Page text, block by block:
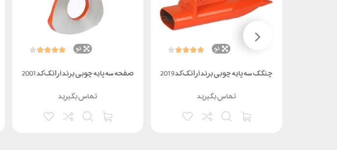
نو
چنگک سه پایه چوبی برند آراتک کد 2019
تماس بگیرید
نو
صفحه سه پایه چوبی برند آراتک کد 2001
تماس بگیرید